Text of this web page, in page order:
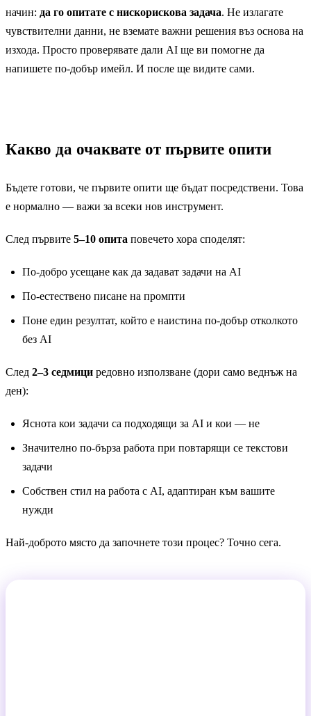
Опасения за въздействието 29
начин: да го опитате с нискорискова задача. Не излагате
чувствителни данни, не вземате важни решения въз основа на
изхода. Просто проверявате дали AI ще ви помогне да
напишете по-добър имейл. И после ще видите сами.
Какво да очаквате от първите опити
Бъдете готови, че първите опити ще бъдат посредствени. Това
е нормално — важи за всеки нов инструмент.
След първите 5–10 опита повечето хора споделят:
По-добро усещане как да задават задачи на AI
По-естествено писане на промпти
Поне един резултат, който е наистина по-добър отколкото
без AI
След 2–3 седмици редовно използване (дори само веднъж на
ден):
Яснота кои задачи са подходящи за AI и кои — не
Значително по-бърза работа при повтарящи се текстови
задачи
Собствен стил на работа с AI, адаптиран към вашите
нужди
Най-доброто място да започнете този процес? Точно сега.